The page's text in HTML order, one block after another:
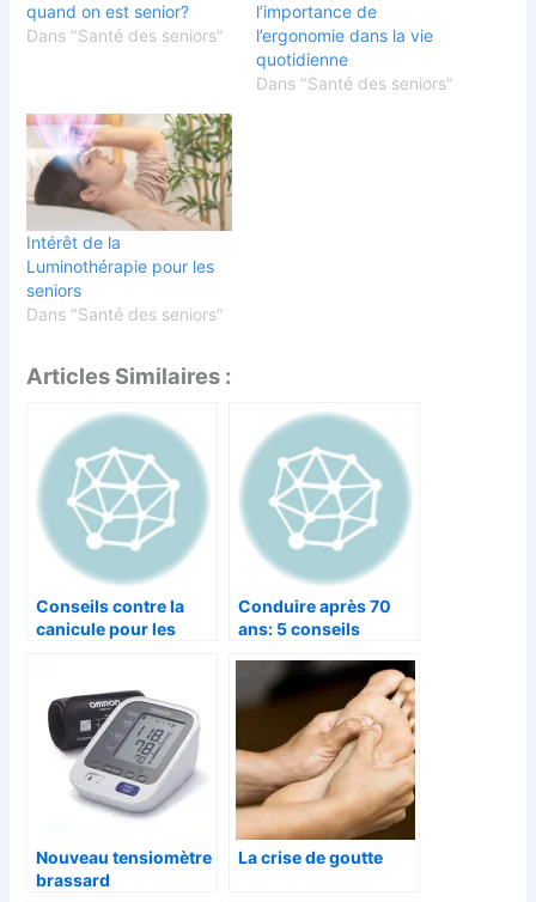
quand on est senior?
Dans "Santé des seniors"
l’importance de
l’ergonomie dans la vie
quotidienne
Dans "Santé des seniors"
Intérêt de la
Luminothérapie pour les
seniors
Dans "Santé des seniors"
Articles Similaires :
Conseils contre la
canicule pour les
Conduire après 70
ans: 5 conseils
la sécurité
Nouveau tensiomètre
brassard
La crise de goutte